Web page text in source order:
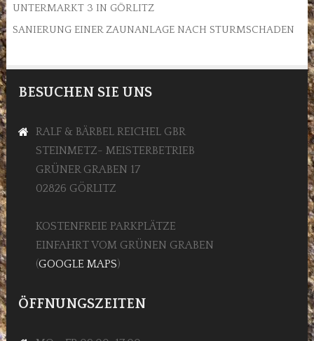
UNTERMARKT 3 IN GÖRLITZ
SANIERUNG EINER ZAUNANLAGE NACH STURMSCHADEN
BESUCHEN SIE UNS
RALF & BÄRBEL REICHEL GBR
STEINMETZ- MEISTERBETRIEB
GRÜNER GRABEN 17
02826 GÖRLITZ
KOSTENFREIE PARKPLÄTZE
EINFAHRT VOM GRÜNEN GRABEN
(GOOGLE MAPS)
ÖFFNUNGSZEITEN